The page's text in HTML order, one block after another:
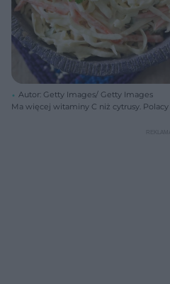
Autor: Getty Images/ Getty Images
Ma więcej witaminy C niż cytrusy.